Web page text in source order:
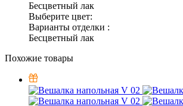
Бесцветный лак
Выберите цвет:
Варианты отделки :
Бесцветный лак
Похожие товары